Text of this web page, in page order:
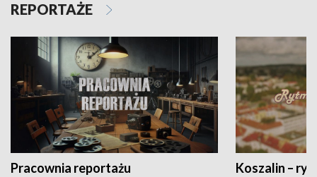
REPORTAŻE
Pracownia reportażu Koszalin –